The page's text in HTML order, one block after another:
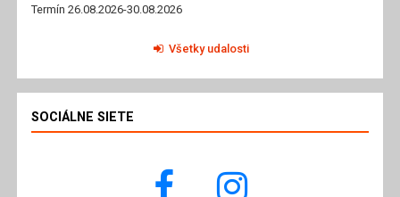
Termín 26.08.2026-30.08.2026
Všetky udalosti
SOCIÁLNE SIETE